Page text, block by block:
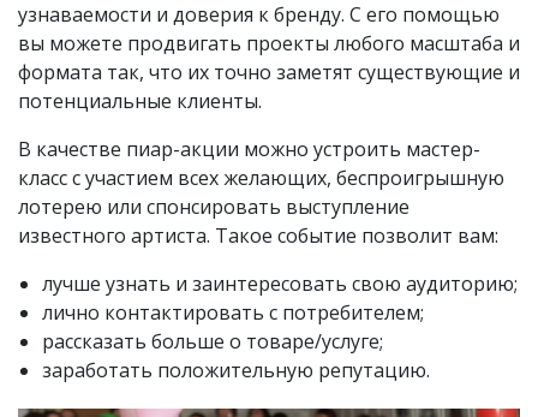
узнаваемости и доверия к бренду. С его помощью
вы можете продвигать проекты любого масштаба и
формата так, что их точно заметят существующие и
потенциальные клиенты.
В качестве пиар-акции можно устроить мастер-
класс с участием всех желающих, беспроигрышную
лотерею или спонсировать выступление
известного артиста. Такое событие позволит вам:
лучше узнать и заинтересовать свою аудиторию;
лично контактировать с потребителем;
рассказать больше о товаре/услуге;
заработать положительную репутацию.